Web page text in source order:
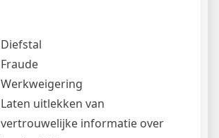
Diefstal
Fraude
Werkweigering
Laten uitlekken van
vertrouwelijke informatie over